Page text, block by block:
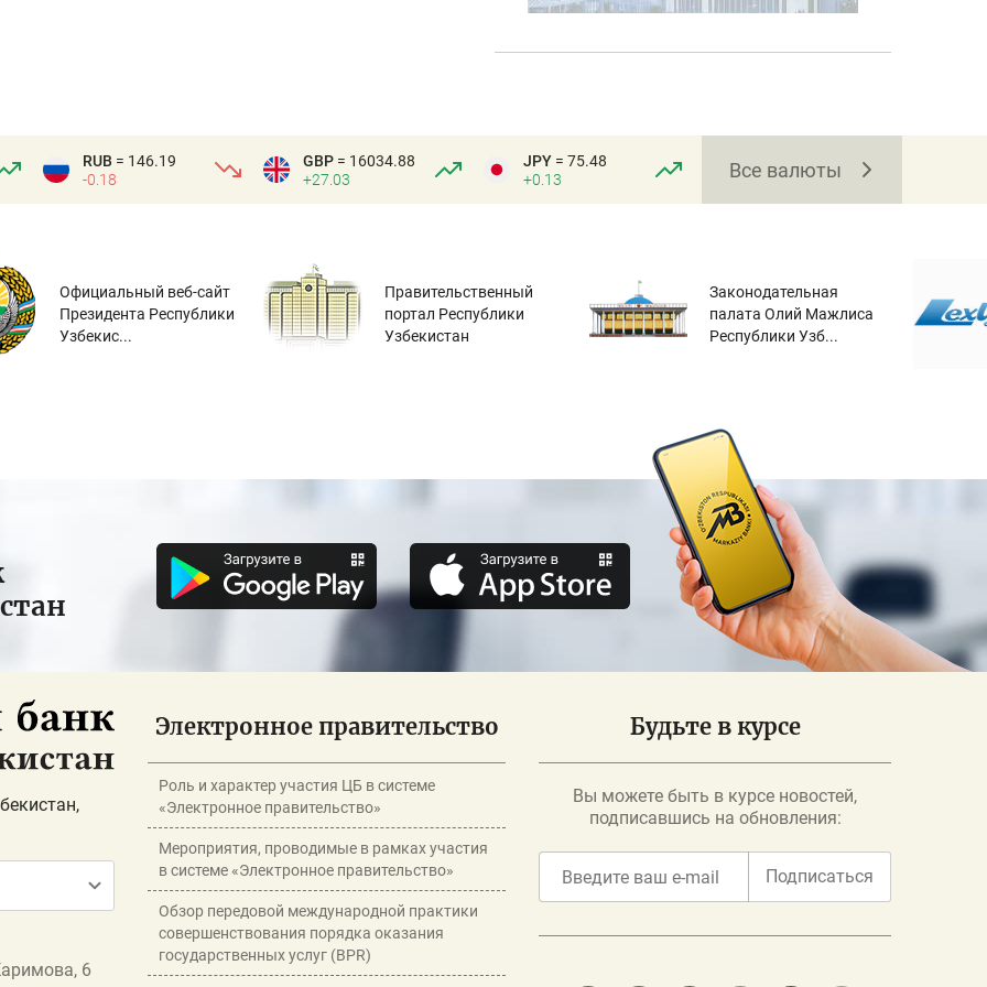
RUB = 146.19
-0.18
GBP = 16034.88
+27.03
JPY = 75.48
+0.13
Все валюты
Официальный веб-сайт
Президента Республики
Узбекис...
Правительственный
портал Республики
Узбекистан
Законодательная
палата Олий Мажлиса
Республики Узб...
6
Электронное правительство
Роль и характер участия ЦБ в системе
«Электронное правительство»
Мероприятия, проводимые в рамках участия
в системе «Электронное правительство»
Обзор передовой международной практики
совершенствования порядка оказания
государственных услуг (BPR)
Будьте в курсе
Вы можете быть в курсе новостей,
подписавшись на обновления:
Подписаться